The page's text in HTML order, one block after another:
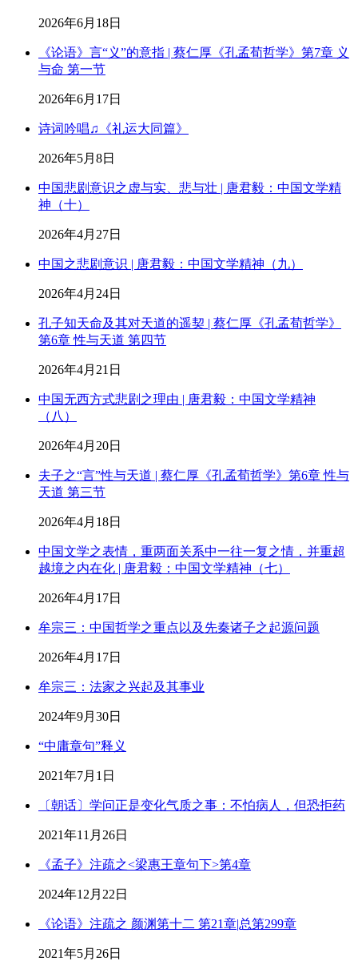
2026年6月18日
《论语》言“义”的意指 | 蔡仁厚《孔孟荀哲学》第7章 义
与命 第一节
2026年6月17日
诗词吟唱♫《礼运大同篇》
2026年5月8日
中国悲剧意识之虚与实、悲与壮 | 唐君毅：中国文学精
神（十）
2026年4月27日
中国之悲剧意识 | 唐君毅：中国文学精神（九）
2026年4月24日
孔子知天命及其对天道的遥契 | 蔡仁厚《孔孟荀哲学》
第6章 性与天道 第四节
2026年4月21日
中国无西方式悲剧之理由 | 唐君毅：中国文学精神
（八）
2026年4月20日
夫子之“言”性与天道 | 蔡仁厚《孔孟荀哲学》第6章 性与
天道 第三节
2026年4月18日
中国文学之表情，重两面关系中一往一复之情，并重超
越境之内在化 | 唐君毅：中国文学精神（七）
2026年4月17日
牟宗三：中国哲学之重点以及先秦诸子之起源问题
2026年4月17日
牟宗三：法家之兴起及其事业
2024年9月30日
“中庸章句”释义
2021年7月1日
〔朝话〕学问正是变化气质之事：不怕病人，但恐拒药
2021年11月26日
《孟子》注疏之<梁惠王章句下>第4章
2024年12月22日
《论语》注疏之 颜渊第十二 第21章|总第299章
2021年5月26日